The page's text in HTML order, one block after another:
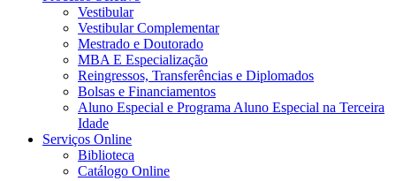
Vestibular
Vestibular Complementar
Mestrado e Doutorado
MBA E Especialização
Reingressos, Transferências e Diplomados
Bolsas e Financiamentos
Aluno Especial e Programa Aluno Especial na Terceira
Idade
Serviços Online
Biblioteca
Catálogo Online